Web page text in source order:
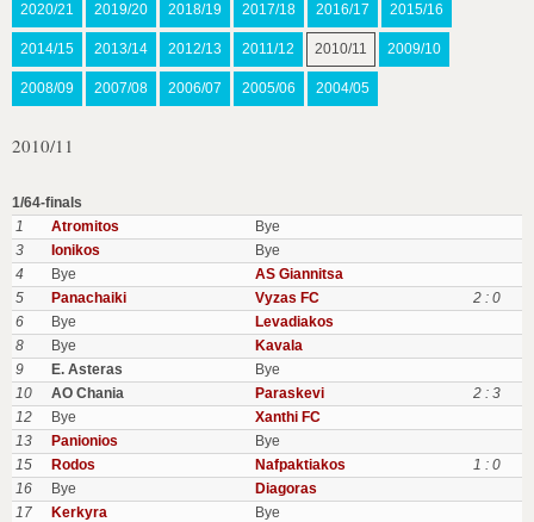
2020/21 2019/20 2018/19 2017/18 2016/17 2015/16
2014/15 2013/14 2012/13 2011/12 2010/11 2009/10
2008/09 2007/08 2006/07 2005/06 2004/05
2010/11
1/64-finals
1
Atromitos
Bye
3
Ionikos
Bye
4
Bye
AS Giannitsa
5
Panachaiki Vyzas FC
2 : 0
6
Bye
Levadiakos
8
Bye
Kavala
9
E. Asteras
Bye
10
AO Chania Paraskevi
2 : 3
12
Bye
Xanthi FC
13
Panionios
Bye
15
Rodos Nafpaktiakos
1 : 0
16
Bye
Diagoras
17
Kerkyra
Bye